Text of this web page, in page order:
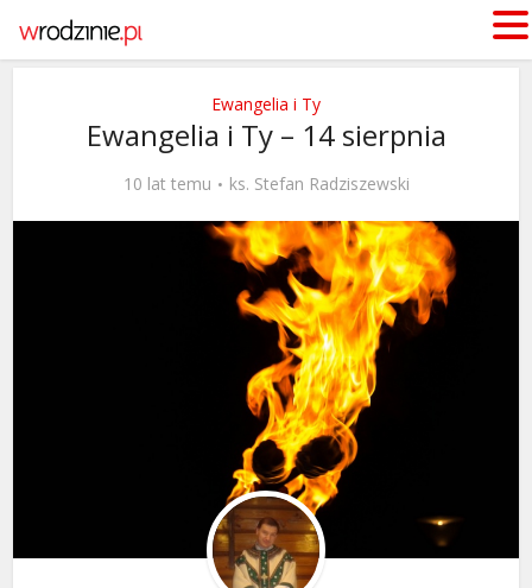
Ewangelia i Ty
Ewangelia i Ty – 14 sierpnia
10 lat temu ks. Stefan Radziszewski